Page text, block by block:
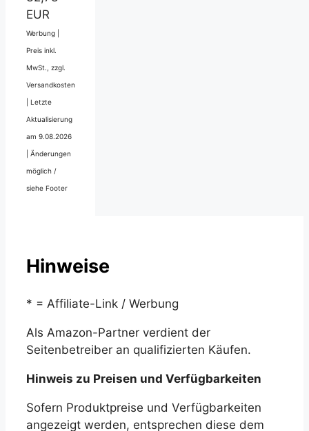
EUR
Werbung |
Preis inkl.
MwSt., zzgl.
Versandkosten
Letzte
Aktualisierung
am 9.08.2026
Änderungen
möglich /
siehe Footer
Hinweise
* = Affiliate-Link / Werbung
Als Amazon-Partner verdient der
Seitenbetreiber an qualifizierten Käufen.
Hinweis zu Preisen und Verfügbarkeiten
Sofern Produktpreise und Verfügbarkeiten
angezeigt werden, entsprechen diese dem